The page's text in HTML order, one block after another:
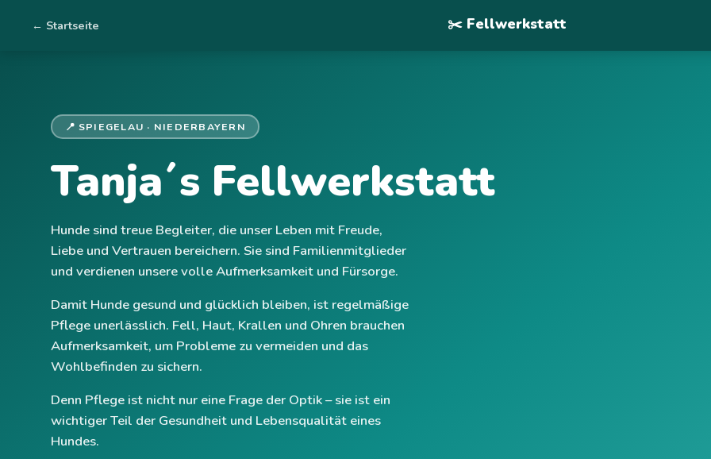
← Startseite ✂️ Fellwerkstatt
📍 SPIEGELAU · NIEDERBAYERN
Tanja´s Fellwerkstatt
Hunde sind treue Begleiter, die unser Leben mit Freude,
Liebe und Vertrauen bereichern. Sie sind Familienmitglieder
und verdienen unsere volle Aufmerksamkeit und Fürsorge.
Damit Hunde gesund und glücklich bleiben, ist regelmäßige
Pflege unerlässlich. Fell, Haut, Krallen und Ohren brauchen
Aufmerksamkeit, um Probleme zu vermeiden und das
Wohlbefinden zu sichern.
Denn Pflege ist nicht nur eine Frage der Optik – sie ist ein
wichtiger Teil der Gesundheit und Lebensqualität eines
Hundes.